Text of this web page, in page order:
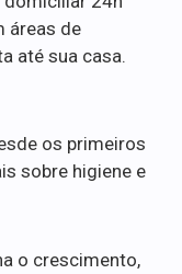
áreas de
até sua casa.
os primeiros
sobre higiene e
o crescimento,